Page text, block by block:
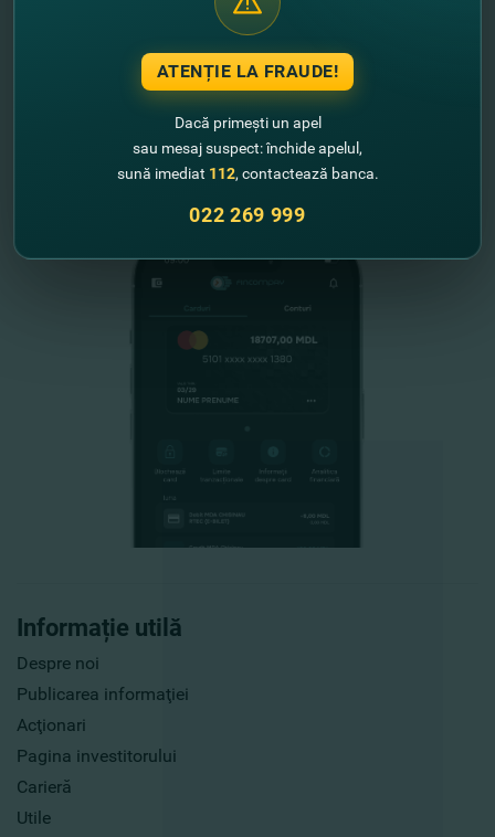
Informație utilă
Despre noi
Publicarea informaţiei
Acţionari
Pagina investitorului
Carieră
Utile
"FinComBank" S.A. este membră a
Schemei de Garantare a Depozitelor
din Republica Moldova
FinComPay Mobile
ATENȚIE LA FRAUDE!
Dacă primești un apel
sau mesaj suspect: închide apelul,
sună imediat 112, contactează banca.
022 269 999